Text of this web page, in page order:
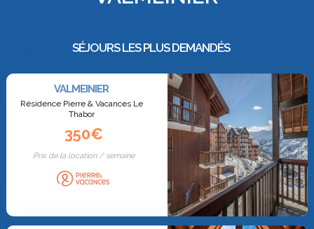
SÉJOURS LES PLUS DEMANDÉS
VALMEINIER
Résidence Pierre & Vacances Le
Thabor
350€
Prix de la location / semaine